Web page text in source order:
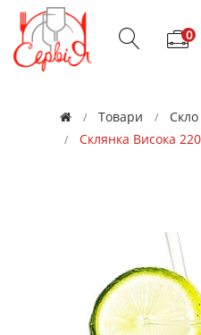
0
Товари Скло
Склянка Висока